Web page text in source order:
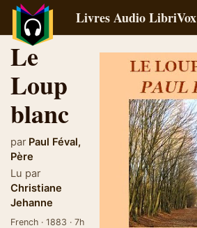
Livres Audio LibriVox
Le
Loup
blanc
par Paul Féval,
Père
Lu par
Christiane
Jehanne
French · 1883 · 7h